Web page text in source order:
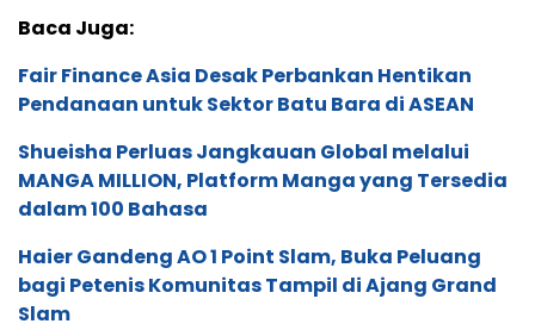
Baca Juga:
Fair Finance Asia Desak Perbankan Hentikan
Pendanaan untuk Sektor Batu Bara di ASEAN
Shueisha Perluas Jangkauan Global melalui
MANGA MILLION, Platform Manga yang Tersedia
dalam 100 Bahasa
Haier Gandeng AO 1 Point Slam, Buka Peluang
bagi Petenis Komunitas Tampil di Ajang Grand
Slam